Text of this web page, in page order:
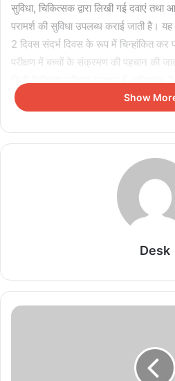
सुविधा, चिकित्सक द्वारा लिखी गई दवाएं तथा
परामर्श की सुविधा उपलब्ध कराई जाती है।
2 दिवस संदर्भ दिवस के रूप में चिन्हांकित कर
परीक्षण में बच्चों के संक्रमण की पहचान की
सुविधा दी गई है।
बच्चों के स्वास्थ्य को लेकर सरकार की बड़ी पहल,
फिल्मों के जरिए याद
दिल्ली के मंच पर जीवंत
तीन बहनों का एक
Show
Desk